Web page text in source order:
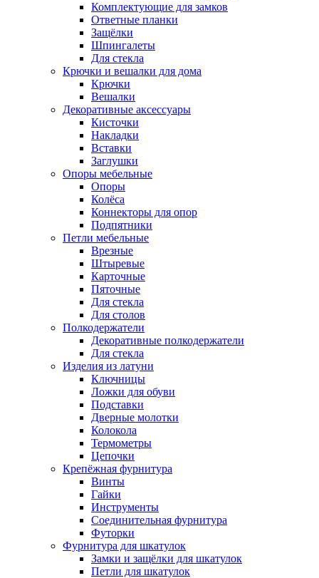
Комплектующие для замков
Ответные планки
Защёлки
Шпингалеты
Для стекла
Крючки и вешалки для дома
Крючки
Вешалки
Декоративные аксессуары
Кисточки
Накладки
Вставки
Заглушки
Опоры мебельные
Опоры
Колёса
Коннекторы для опор
Подпятники
Петли мебельные
Врезные
Штыревые
Карточные
Пяточные
Для стекла
Для столов
Полкодержатели
Декоративные полкодержатели
Для стекла
Изделия из латуни
Ключницы
Ложки для обуви
Подставки
Дверные молотки
Колокола
Термометры
Цепочки
Крепёжная фурнитура
Винты
Гайки
Инструменты
Соединительная фурнитура
Футорки
Фурнитура для шкатулок
Замки и защёлки для шкатулок
Петли для шкатулок